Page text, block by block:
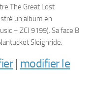
The Great Lost
un album en
– ZCI 9199). Sa face B
Sleighride.
| modifier le